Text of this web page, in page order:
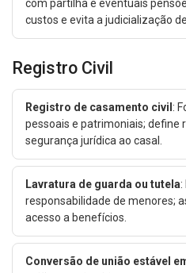
com partilha e eventuais
custos e evita a judicialização
Registro Civil
Registro de casamento civil:
pessoais e patrimoniais; define
segurança jurídica ao casal.
Lavratura de guarda ou tutela
responsabilidade de menores;
acesso a benefícios.
Conversão de união estável